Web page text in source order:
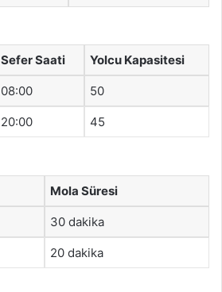
Sefer Saati Yolcu Kapasitesi
08:00 50
20:00 45
Mola Süresi
30 dakika
20 dakika